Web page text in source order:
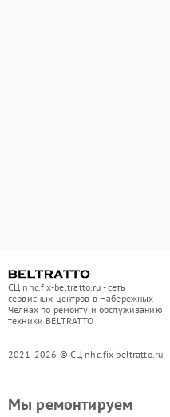
СЦ nhc.fix-beltratto.ru - сеть
сервисных центров в Набережных
Челнах по ремонту и обслуживанию
техники BELTRATTO
2021-2026 © СЦ nhc.fix-beltratto.ru
Мы ремонтируем